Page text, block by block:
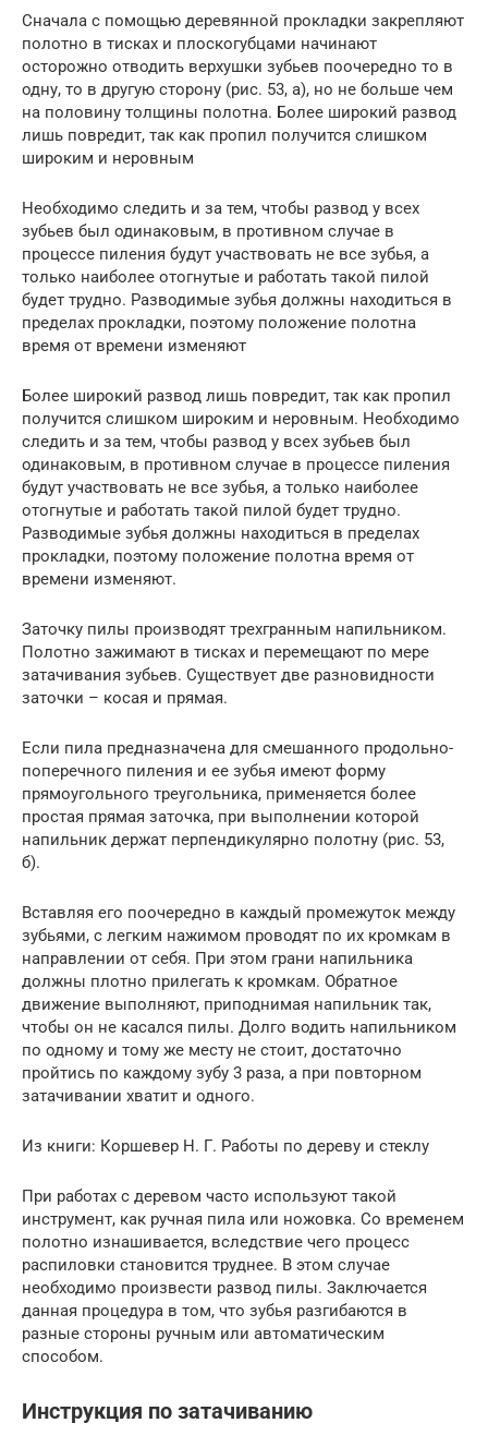
Сначала с помощью деревянной прокладки закрепляют
полотно в тисках и плоскогубцами начинают
осторожно отводить верхушки зубьев поочередно то в
одну, то в другую сторону (рис. 53, а), но не больше чем
на половину толщины полотна. Более широкий развод
лишь повредит, так как пропил получится слишком
широким и неровным
Необходимо следить и за тем, чтобы развод у всех
зубьев был одинаковым, в противном случае в
процессе пиления будут участвовать не все зубья, а
только наиболее отогнутые и работать такой пилой
будет трудно. Разводимые зубья должны находиться в
пределах прокладки, поэтому положение полотна
время от времени изменяют
Более широкий развод лишь повредит, так как пропил
получится слишком широким и неровным. Необходимо
следить и за тем, чтобы развод у всех зубьев был
одинаковым, в противном случае в процессе пиления
будут участвовать не все зубья, а только наиболее
отогнутые и работать такой пилой будет трудно.
Разводимые зубья должны находиться в пределах
прокладки, поэтому положение полотна время от
времени изменяют.
Заточку пилы производят трехгранным напильником.
Полотно зажимают в тисках и перемещают по мере
затачивания зубьев. Существует две разновидности
заточки – косая и прямая.
Если пила предназначена для смешанного продольно-
поперечного пиления и ее зубья имеют форму
прямоугольного треугольника, применяется более
простая прямая заточка, при выполнении которой
напильник держат перпендикулярно полотну (рис. 53,
б).
Вставляя его поочередно в каждый промежуток между
зубьями, с легким нажимом проводят по их кромкам в
направлении от себя. При этом грани напильника
должны плотно прилегать к кромкам. Обратное
движение выполняют, приподнимая напильник так,
чтобы он не касался пилы. Долго водить напильником
по одному и тому же месту не стоит, достаточно
пройтись по каждому зубу 3 раза, а при повторном
затачивании хватит и одного.
Из книги: Коршевер Н. Г. Работы по дереву и стеклу
При работах с деревом часто используют такой
инструмент, как ручная пила или ножовка. Со временем
полотно изнашивается, вследствие чего процесс
распиловки становится труднее. В этом случае
необходимо произвести развод пилы. Заключается
данная процедура в том, что зубья разгибаются в
разные стороны ручным или автоматическим
способом.
Инструкция по затачиванию